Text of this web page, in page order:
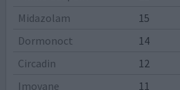
Midazolam
15
Dormonoct
14
Circadin
12
Imovane
11